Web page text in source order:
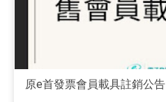
原e首發票會員載具註銷公告